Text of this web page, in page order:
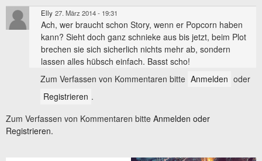
Elly 27. März 2014 - 19:31
Ach, wer braucht schon Story, wenn er Popcorn haben
kann? Sieht doch ganz schnieke aus bis jetzt, beim Plot
brechen sie sich sicherlich nichts mehr ab, sondern
lassen alles hübsch einfach. Basst scho!
Zum Verfassen von Kommentaren bitte Anmelden oder
Registrieren .
Zum Verfassen von Kommentaren bitte Anmelden oder
Registrieren.